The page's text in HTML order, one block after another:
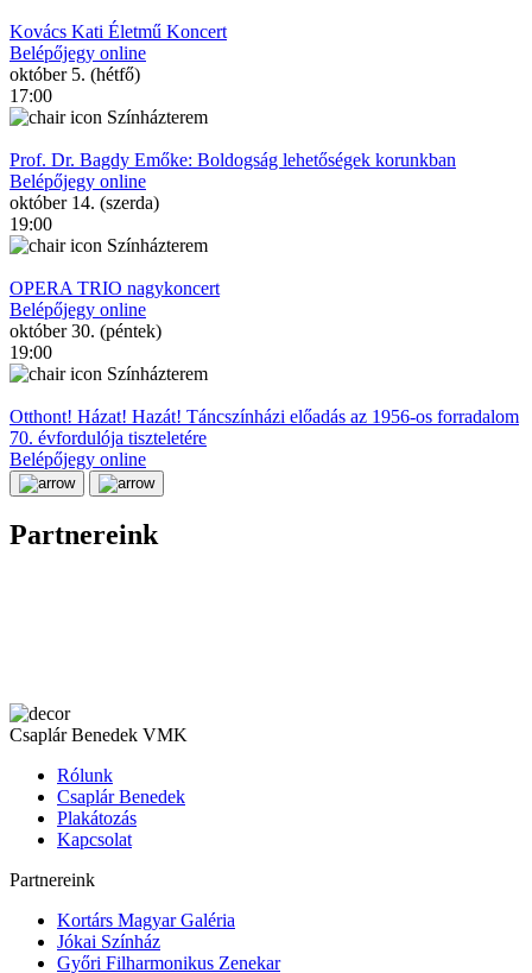
Kovács Kati Életmű Koncert
Belépőjegy online
október 5. (hétfő)
17:00
Színházterem
Prof. Dr. Bagdy Emőke: Boldogság lehetőségek korunkban
Belépőjegy online
október 14. (szerda)
19:00
Színházterem
OPERA TRIO nagykoncert
Belépőjegy online
október 30. (péntek)
19:00
Színházterem
Otthont! Házat! Hazát! Táncszínházi előadás az 1956-os forradalom
70. évfordulója tiszteletére
Belépőjegy online
Partnereink
Csaplár Benedek VMK
Rólunk
Csaplár Benedek
Plakátozás
Kapcsolat
Partnereink
Kortárs Magyar Galéria
Jókai Színház
Győri Filharmonikus Zenekar